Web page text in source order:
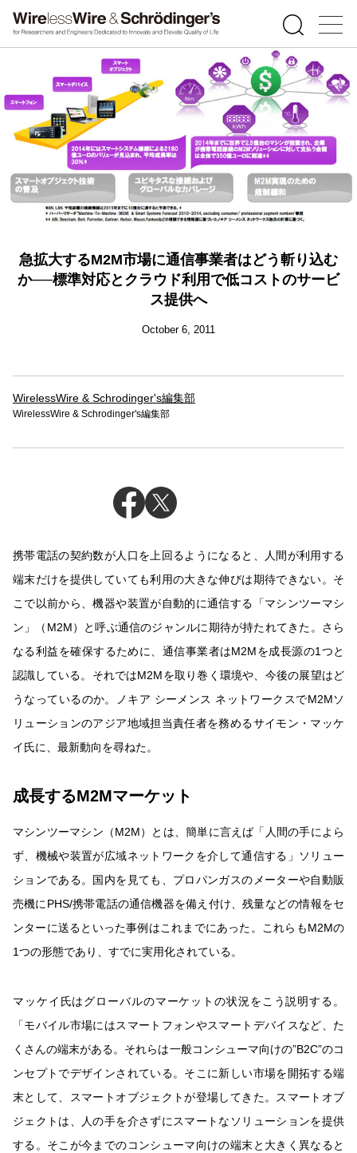
急拡大するM2M市場に通信事業者はどう斬り込む
か──標準対応とクラウド利用で低コストのサービ
ス提供へ
October 6, 2011
WirelessWire & Schrodinger's編集部
WirelessWire & Schrodinger's編集部
携帯電話の契約数が人口を上回るようになると、人間が利用する
端末だけを提供していても利用の大きな伸びは期待できない。そ
こで以前から、機器や装置が自動的に通信する「マシンツーマシ
ン」（M2M）と呼ぶ通信のジャンルに期待が持たれてきた。さら
なる利益を確保するために、通信事業者はM2Mを成長源の1つと
認識している。それではM2Mを取り巻く環境や、今後の展望はど
うなっているのか。ノキア シーメンス ネットワークスでM2Mソ
リューションのアジア地域担当責任者を務めるサイモン・マッケ
イ氏に、最新動向を尋ねた。
成長するM2Mマーケット
マシンツーマシン（M2M）とは、簡単に言えば「人間の手によら
ず、機械や装置が広域ネットワークを介して通信する」ソリュー
ションである。国内を見ても、プロパンガスのメーターや自動販
売機にPHS/携帯電話の通信機器を備え付け、残量などの情報をセ
ンターに送るといった事例はこれまでにあった。これらもM2Mの
1つの形態であり、すでに実用化されている。
マッケイ氏はグローバルのマーケットの状況をこう説明する。
「モバイル市場にはスマートフォンやスマートデバイスなど、た
くさんの端末がある。それらは一般コンシューマ向けの”B2C”のコ
ンセプトでデザインされている。そこに新しい市場を開拓する端
末として、スマートオブジェクトが登場してきた。スマートオブ
ジェクトは、人の手を介さずにスマートなソリューションを提供
する。そこが今までのコンシューマ向けの端末と大きく異なると